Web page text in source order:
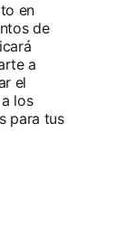
en
de
a
el
los
para tus